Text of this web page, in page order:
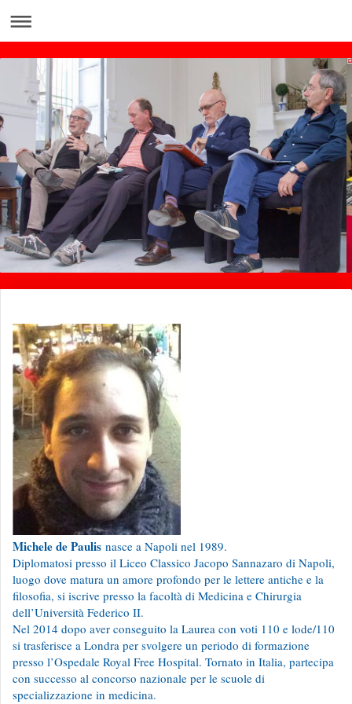
Michele de Paulis nasce a Napoli nel 1989.
Diplomatosi presso il Liceo Classico Jacopo Sannazaro di Napoli,
luogo dove matura un amore profondo per le lettere antiche e la
filosofia, si iscrive presso la facoltà di Medicina e Chirurgia
dell’Università Federico II.
Nel 2014 dopo aver conseguito la Laurea con voti 110 e lode/110
si trasferisce a Londra per svolgere un periodo di formazione
presso l’Ospedale Royal Free Hospital. Tornato in Italia, partecipa
con successo al concorso nazionale per le scuole di
specializzazione in medicina.